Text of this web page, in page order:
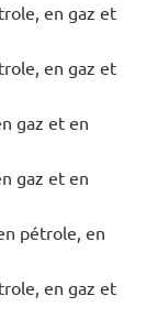
en gaz et
en gaz et
gaz et en
gaz et en
pétrole, en
en gaz et